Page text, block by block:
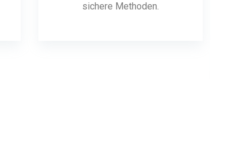
sichere Methoden.